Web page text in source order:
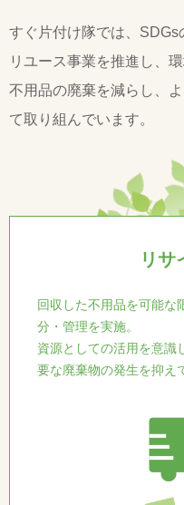
すぐ片付け隊では、SDGs
リユース事業を推進し、
不用品の廃棄を減らし、
て取り組んでいます。
リサ
回収した不用品を可能な
分・管理を実施。
資源としての活用を意識
要な廃棄物の発生を抑え